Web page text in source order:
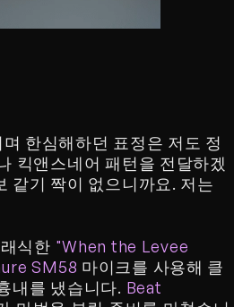
한심해하던 표정은 저도 정
킥앤스네어 패턴을 전달하겠
같기 짝이 없으니까요. 저는
식한 "When the Levee
SM58 마이크를 사용해 클
내를 냈습니다. Beat